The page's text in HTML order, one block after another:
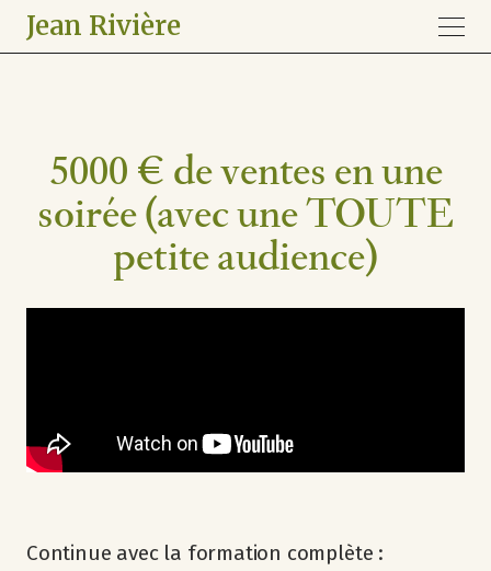
Jean Rivière
5000 € de ventes en une
soirée (avec une TOUTE
petite audience)
Continue avec la formation complète :